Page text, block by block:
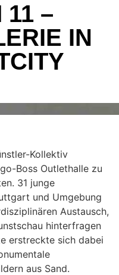
11 –
IN
Kollektiv
Boss Outlethalle zu
31 junge
und Umgebung
Austausch,
hinterfragen
erstreckte sich dabei
aus Sand.